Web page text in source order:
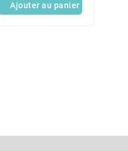
Ajouter au panier